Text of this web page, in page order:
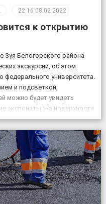
,Общество
22:16 08.02.2022
к открытию
Зуя Белогорского района
экскурсий, об этом
университета.
и подсветкой,
можно будет увидеть
экспонаты. На поверхности
парк. Фото:
[…]